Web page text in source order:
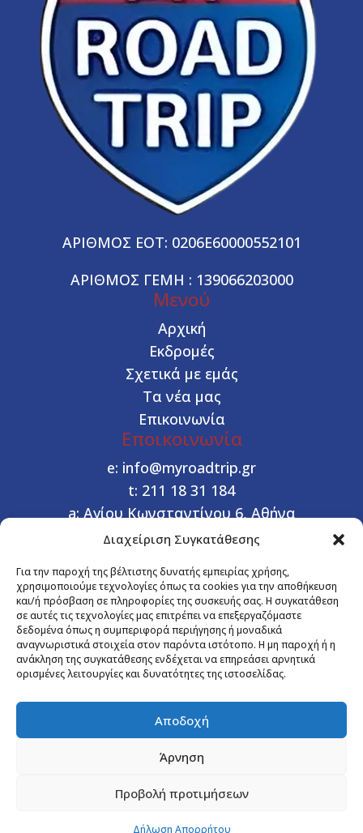
Διαχείριση Συγκατάθεσης
Για την παροχή της βέλτιστης δυνατής εμπειρίας χρήσης,
χρησιμοποιούμε τεχνολογίες όπως τα cookies για την αποθήκευση
και/ή πρόσβαση σε πληροφορίες της συσκευής σας. Η συγκατάθεση
σε αυτές τις τεχνολογίες μας επιτρέπει να επεξεργαζόμαστε
δεδομένα όπως η συμπεριφορά περιήγησης ή μοναδικά
αναγνωριστικά στοιχεία στον παρόντα ιστότοπο. Η μη παροχή ή η
ανάκληση της συγκατάθεσης ενδέχεται να επηρεάσει αρνητικά
ορισμένες λειτουργίες και δυνατότητες της ιστοσελίδας.
Αποδοχή
Άρνηση
Προβολή προτιμήσεων
Δήλωση Απορρήτου
ΑΡΙΘΜΟΣ ΕΟΤ: 0206E60000552101
ΑΡΙΘΜΟΣ ΓΕΜΗ : 139066203000
Μενού
Αρχική
Εκδρομές
Σχετικά με εμάς
Τα νέα μας
Επικοινωνία
Εποικοινωνία
e: info@myroadtrip.gr
t: 211 18 31 184
a:Αγίου Κωνσταντίνου 6, Αθήνα
 
Χρήσιμοι Σύνδεσμοι
Όροι συμμετοχής
Διαδικασία Κράτησης
Newsletter